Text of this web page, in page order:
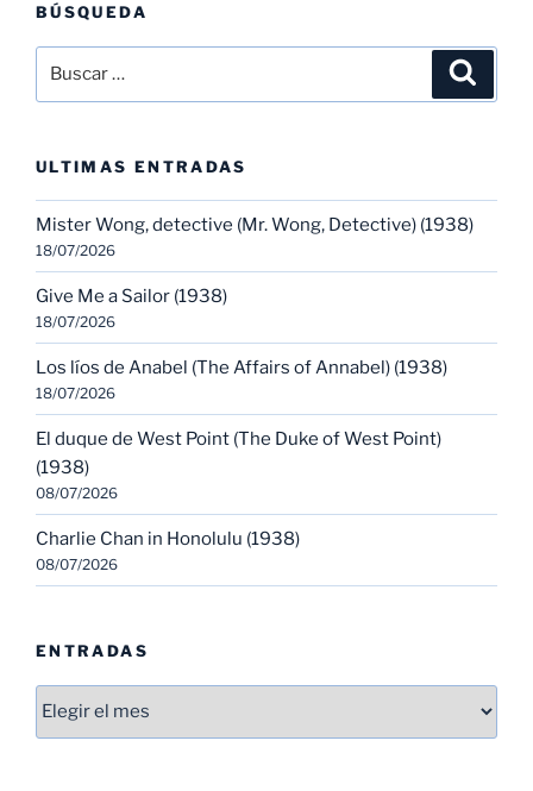
BÚSQUEDA
por:
ULTIMAS ENTRADAS
Mister Wong, detective (Mr. Wong, Detective) (1938)
18/07/2026
Give Me a Sailor (1938)
18/07/2026
Los líos de Anabel (The Affairs of Annabel) (1938)
18/07/2026
El duque de West Point (The Duke of West Point)
(1938)
08/07/2026
Charlie Chan in Honolulu (1938)
08/07/2026
ENTRADAS
Entradas